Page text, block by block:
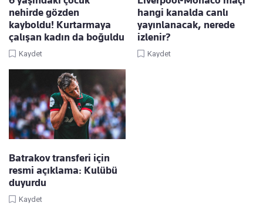
nehirde gözden
kayboldu! Kurtarmaya
çalışan kadın da boğuldu
Kaydet
hangi kanalda canlı
yayınlanacak, nerede
izlenir?
Kaydet
Batrakov transferi için
resmi açıklama: Kulübü
duyurdu
Kaydet